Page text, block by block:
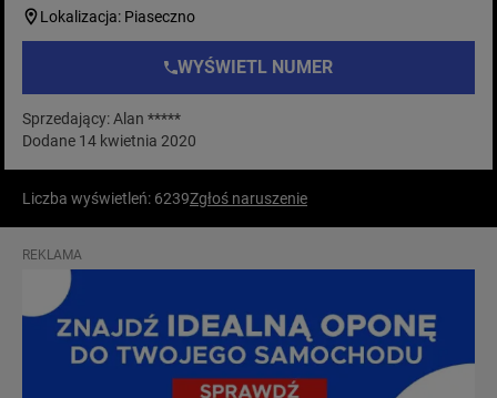
Lokalizacja: Piaseczno
WYŚWIETL NUMER
Sprzedający: Alan *****
Dodane 14 kwietnia 2020
Liczba wyświetleń: 6239Zgłoś naruszenie
REKLAMA